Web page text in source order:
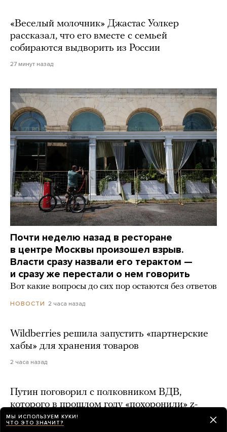
«Веселый молочник» Джастас Уолкер
рассказал, что его вместе с семьей
собираются выдворить из России
27 минут назад
Почти неделю назад в ресторане
в центре Москвы произошел взрыв.
Власти сразу назвали его терактом —
и сразу же перестали о нем говорить
Вот какие вопросы до сих пор остаются без ответов
НОВОСТИ 2 часа назад
Wildberries решила запустить «партнерские
хабы» для хранения товаров
2 часа назад
Путин поговорил с полковником ВДВ,
которого в прошлом году «похоронили» z-
блогеры
МЫ ИСПОЛЬЗУЕМ КУКИ!
ЧТО ЭТО ЗНАЧИТ?